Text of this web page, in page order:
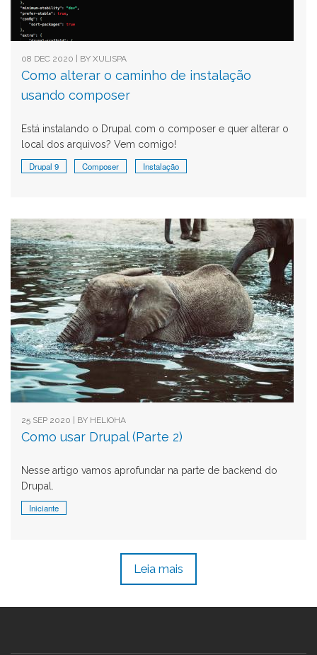
08 DEC 2020 | BY XULISPA
Como alterar o caminho de instalação
usando composer
Está instalando o Drupal com o composer e quer alterar o
local dos arquivos? Vem comigo!
Drupal 9
Composer Instalação
25 SEP 2020 | BY HELIOHA
Como usar Drupal (Parte 2)
Nesse artigo vamos aprofundar na parte de backend do
Drupal.
Iniciante
Leia mais